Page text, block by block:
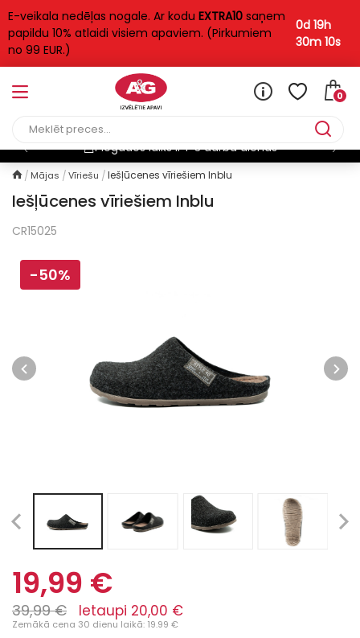
E-veikala nedēļas nogale. Ar kodu EXTRA10 saņem
papildu 10% atlaidi visiem apaviem. (Pirkumiem
no 99 EUR.)
0d 19h
30m 10s
0
Piegādes laiks ir 1-3 darba dienas
Mājas Vīriešu Iešļūcenes vīriešiem Inblu
Iešļūcenes vīriešiem Inblu
CR15025
-50%
19,99 €
39,99 € Ietaupi 20,00 €
Zemākā cena 30 dienu laikā: 19.99 €